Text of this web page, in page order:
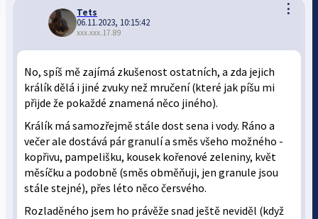
⋮
Tets
06.11.2023, 10:15:42
xxx.xxx.17.89
No, spíš mě zajímá zkušenost ostatních, a zda jejich
králík dělá i jiné zvuky než mručení (které jak píšu mi
přijde že pokaždé znamená něco jiného).
Králík má samozřejmě stále dost sena i vody. Ráno a
večer ale dostává pár granulí a směs všeho možného -
kopřivu, pampelišku, kousek kořenové zeleniny, květ
měsíčku a podobně (směs obměňuji, jen granule jsou
stále stejné), přes léto něco čersvého.
Rozladěného jsem ho právěže snad ještě neviděl (když